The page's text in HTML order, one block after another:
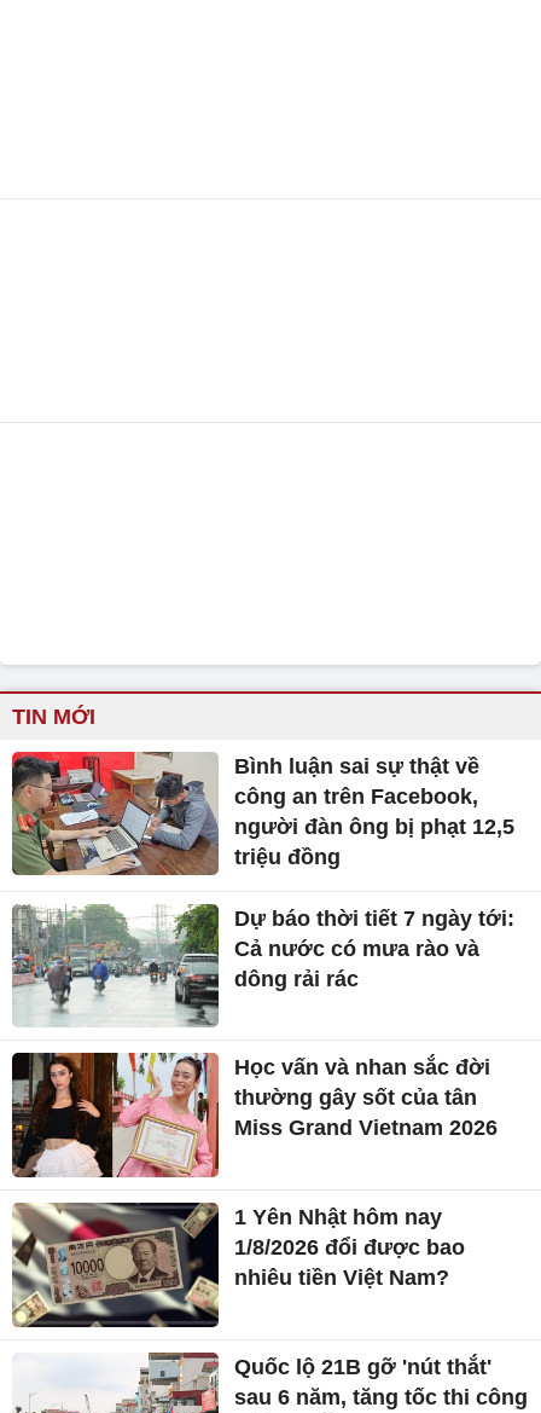
TIN MỚI
Bình luận sai sự thật về
công an trên Facebook,
người đàn ông bị phạt 12,5
triệu đồng
Dự báo thời tiết 7 ngày tới:
Cả nước có mưa rào và
dông rải rác
Học vấn và nhan sắc đời
thường gây sốt của tân
Miss Grand Vietnam 2026
1 Yên Nhật hôm nay
1/8/2026 đổi được bao
nhiêu tiền Việt Nam?
Quốc lộ 21B gỡ 'nút thắt'
sau 6 năm, tăng tốc thi công